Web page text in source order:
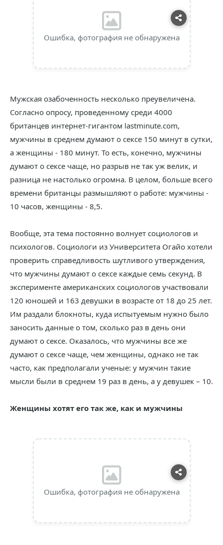
Ошибка, фотография не обнаружена
Мужская озабоченность несколько преувеличена.
Согласно опросу, проведенному среди 4000
британцев интернет-гигантом lastminute.com,
мужчины в среднем думают о сексе 150 минут в сутки,
а женщины - 180 минут. То есть, конечно, мужчины
думают о сексе чаще, но разрыв не так уж велик, и
разница не настолько огромна. В целом, больше всего
времени британцы размышляют о работе: мужчины -
10 часов, женщины - 8,5.
Вообще, эта тема постоянно волнует социологов и
психологов. Социологи из Университета Огайо хотели
проверить справедливость шутливого утверждения,
что мужчины думают о сексе каждые семь секунд. В
эксперименте американских социологов участвовали
120 юношей и 163 девушки в возрасте от 18 до 25 лет.
Им раздали блокноты, куда испытуемым нужно было
заносить данные о том, сколько раз в день они
думают о сексе. Оказалось, что мужчины все же
думают о сексе чаще, чем женщины, однако не так
часто, как предполагали ученые: у мужчин такие
мысли были в среднем 19 раз в день, а у девушек – 10.
Женщины хотят его так же, как и мужчины
Ошибка, фотография не обнаружена